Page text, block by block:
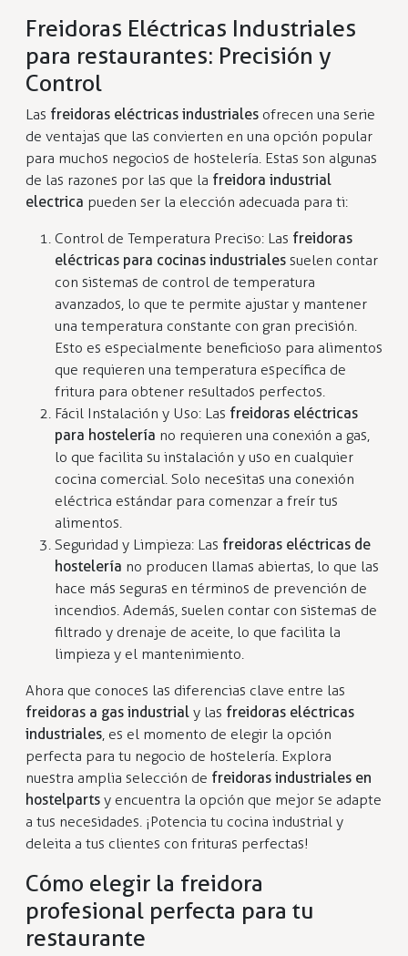
Freidoras Eléctricas Industriales
para restaurantes: Precisión y
Control
Las freidoras eléctricas industriales ofrecen una serie
de ventajas que las convierten en una opción popular
para muchos negocios de hostelería. Estas son algunas
de las razones por las que la freidora industrial
electrica pueden ser la elección adecuada para ti:
Control de Temperatura Preciso: Las freidoras
eléctricas para cocinas industriales suelen contar
con sistemas de control de temperatura
avanzados, lo que te permite ajustar y mantener
una temperatura constante con gran precisión.
Esto es especialmente beneficioso para alimentos
que requieren una temperatura específica de
fritura para obtener resultados perfectos.
Fácil Instalación y Uso: Las freidoras eléctricas
para hostelería no requieren una conexión a gas,
lo que facilita su instalación y uso en cualquier
cocina comercial. Solo necesitas una conexión
eléctrica estándar para comenzar a freír tus
alimentos.
Seguridad y Limpieza: Las freidoras eléctricas de
hostelería no producen llamas abiertas, lo que las
hace más seguras en términos de prevención de
incendios. Además, suelen contar con sistemas de
filtrado y drenaje de aceite, lo que facilita la
limpieza y el mantenimiento.
Ahora que conoces las diferencias clave entre las
freidoras a gas industrial y las freidoras eléctricas
industriales, es el momento de elegir la opción
perfecta para tu negocio de hostelería. Explora
nuestra amplia selección de freidoras industriales en
hostelparts y encuentra la opción que mejor se adapte
a tus necesidades. ¡Potencia tu cocina industrial y
deleita a tus clientes con frituras perfectas!
Cómo elegir la freidora
profesional perfecta para tu
restaurante